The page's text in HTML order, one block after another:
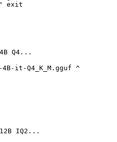
exit
4B Q4...
4B-it-Q4_K_M.gguf ^
12B IQ2...